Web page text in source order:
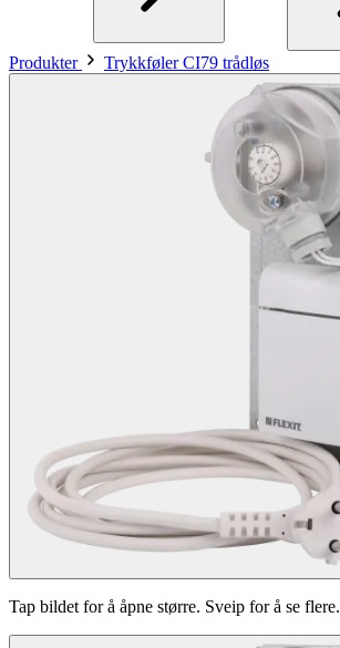
Produkter Trykkføler CI79 trådløs
Tap bildet for å åpne større. Sveip for å se flere.